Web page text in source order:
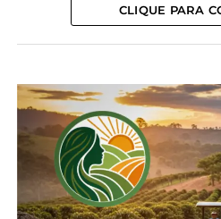
Cotação agrícola para a
região de Guarapuava e
Irati
Em "Guarapuava"
TÓPICOS RELACIONADOS:
AGRONEGÓCIO
COTAÇÃO
GUARAPUAVA
IRATI MILHO
PINHÃO
PREÇOS
PRUDENTÓPOLIS
SOJA
TRIGO
CLIQUE PARA